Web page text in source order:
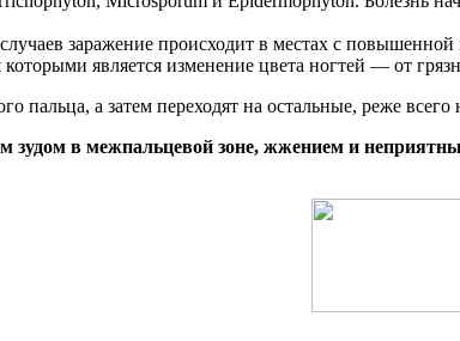
заражение происходит в местах с
является изменение цвета ногтей — от
пальца, а затем переходят на остальные, реже всего
зудом в межпальцевой зоне, жжением и